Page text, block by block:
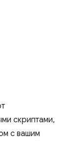
скриптами,
с вашим